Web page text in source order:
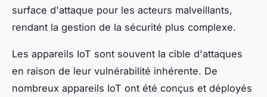
surface d'attaque pour les acteurs malveillants,
rendant la gestion de la sécurité plus complexe.
Les appareils IoT sont souvent la cible d'attaques
en raison de leur vulnérabilité inhérente. De
nombreux appareils IoT ont été conçus et déployés